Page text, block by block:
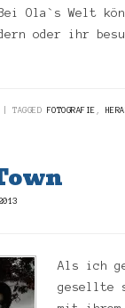
Bei Ola`s Welt
oder ihr
TAGGED FOTOGRAFIE ,
Als ich
gesellte